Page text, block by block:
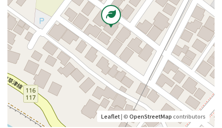
Leaflet| ©OpenStreetMapcontributors